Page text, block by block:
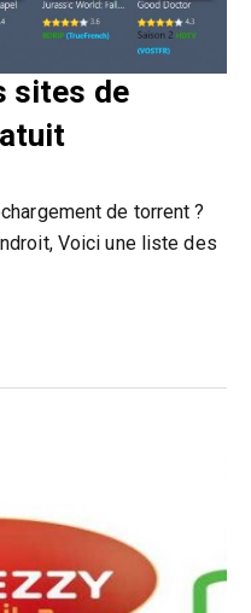
sites de
de torrent ?
Voici une liste des